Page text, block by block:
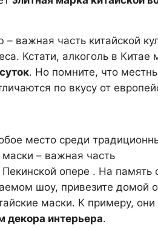
важная часть китайской
Кстати, алкоголь в Китае
. Но помните, что
по вкусу от
место среди
– важная часть
опере . На память
шоу, привезите домой
маски. К примеру, они
декора интерьера.